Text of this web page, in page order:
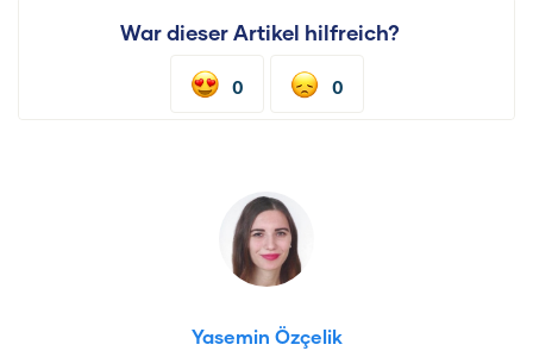
War dieser Artikel hilfreich?
0 0
Yasemin Özçelik